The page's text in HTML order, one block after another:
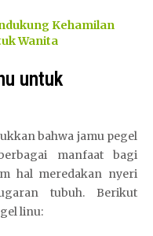
Kehamilan
Wanita
untuk
bahwa jamu pegel
manfaat bagi
hal meredakan nyeri
tubuh. Berikut
linu: